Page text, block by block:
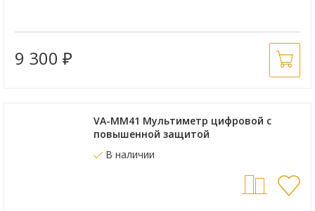
9 300 ₽
VA-MM41 Мультиметр цифровой с
повышенной защитой
В наличии